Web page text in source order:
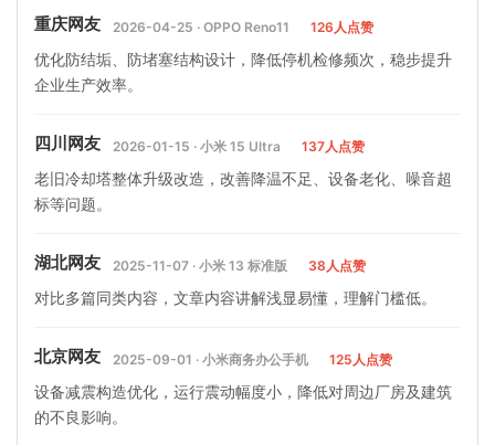
重庆网友 2026-04-25 · OPPO Reno11 126人点赞
优化防结垢、防堵塞结构设计，降低停机检修频次，稳步提升
企业生产效率。
四川网友 2026-01-15 · 小米 15 Ultra 137人点赞
老旧冷却塔整体升级改造，改善降温不足、设备老化、噪音超
标等问题。
湖北网友 2025-11-07 · 小米 13 标准版 38人点赞
对比多篇同类内容，文章内容讲解浅显易懂，理解门槛低。
北京网友 2025-09-01 · 小米商务办公手机 125人点赞
设备减震构造优化，运行震动幅度小，降低对周边厂房及建筑
的不良影响。